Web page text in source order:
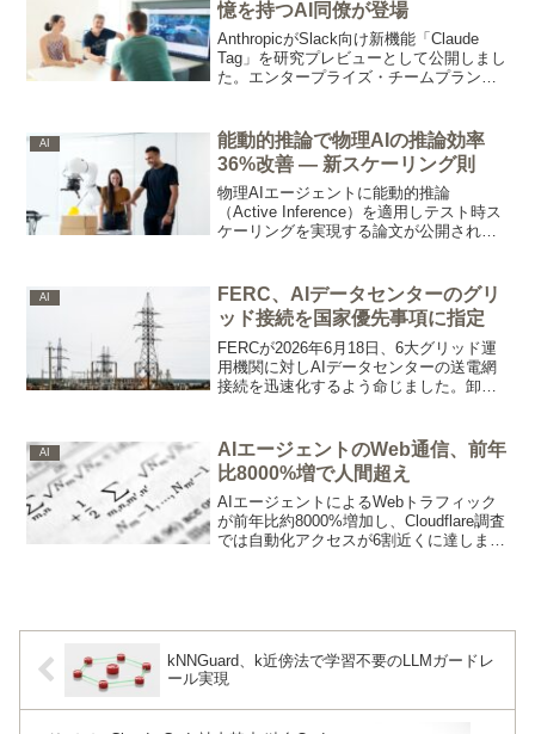
憶を持つAI同僚が登場
AnthropicがSlack向け新機能「Claude
Tag」を研究プレビューとして公開しまし
た。エンタープライズ・チームプランで
的に自律実行します。
AI
能動的推論で物理AIの推論効率
36%改善 — 新スケーリング則
物理AIエージェントに能動的推論
（Active Inference）を適用しテスト時ス
ケーリングを実現する論文が公開されま
の汎化も達成しています。ロボティクス
開発の設計選択肢が広がります。
AI
FERC、AIデータセンターのグリ
ッド接続を国家優先事項に指定
FERCが2026年6月18日、6大グリッド運
用機関に対しAIデータセンターの送電網
接続を迅速化するよう命じました。卸売
クを政府が国家優先事項として認定した
形です。
AI
AIエージェントのWeb通信、前年
比8000%増で人間超え
AIエージェントによるWebトラフィック
が前年比約8000%増加し、Cloudflare調査
では自動化アクセスが6割近くに達しまし
kNNGuard、k近傍法で学習不要のLLMガードレ
ール実現